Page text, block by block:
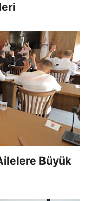
Büyük